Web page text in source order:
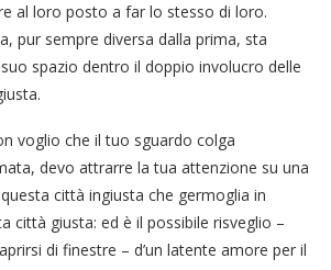
al loro posto a far lo stesso di loro.
pur sempre diversa dalla prima, sta
spazio dentro il doppio involucro delle
voglio che il tuo sguardo colga
devo attrarre la tua attenzione su una
città ingiusta che germoglia in
città giusta: ed è il possibile risveglio –
di finestre – d’un latente amore per il